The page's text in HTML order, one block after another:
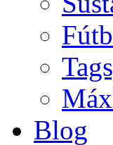
Blog